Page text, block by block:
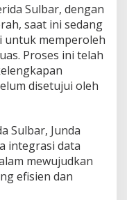
Sulbar, dengan
saat ini sedang
untuk memperoleh
Proses ini telah
disetujui oleh
Sulbar, Junda
integrasi data
mewujudkan
efisien dan